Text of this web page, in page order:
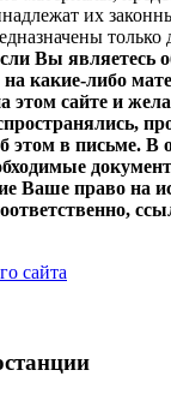
их
только
Вы являетесь
на какие-либо
этом сайте и
этом в письме. В
Ваше право на
сайта